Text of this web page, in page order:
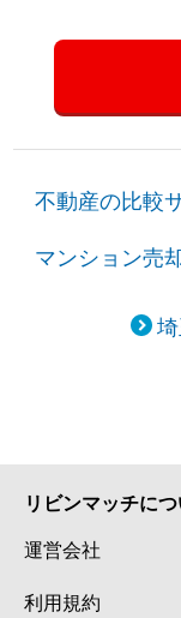
不動産の比較
マンション売
リビンマッチに
運営会社
利用規約